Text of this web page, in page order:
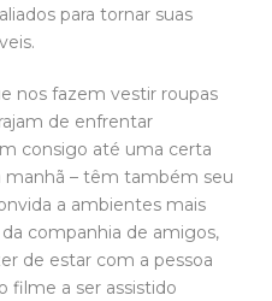
para tornar suas
nos fazem vestir roupas
de enfrentar
consigo até uma certa
manhã – têm também seu
a ambientes mais
companhia de amigos,
de estar com a pessoa
filme a ser assistido